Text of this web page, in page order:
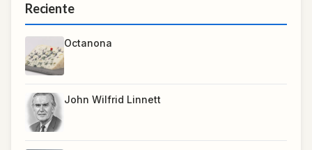
Reciente
Octanona
John Wilfrid Linnett